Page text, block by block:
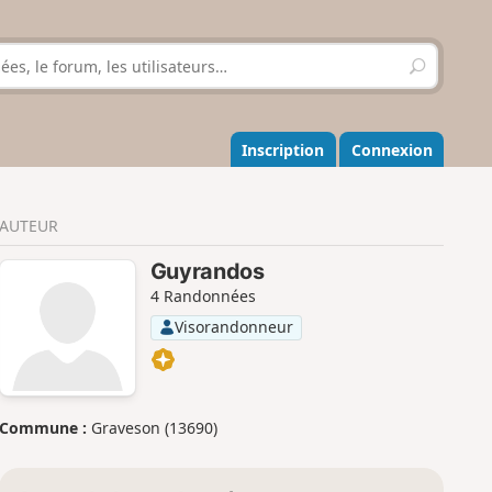
R
e
h
e
r
r
Inscription Connexion
AUTEUR
Guyrandos
4 Randonnées
Visorandonneur
Commune : Graveson (13690)